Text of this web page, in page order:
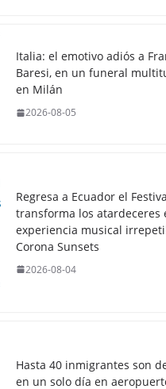
Italia: el emotivo adiós a
Baresi, en un funeral
en Milán
2026-08-05
Regresa a Ecuador el
transforma los atardeceres
experiencia musical
Corona Sunsets
2026-08-04
Hasta 40 inmigrantes son
en un solo día en